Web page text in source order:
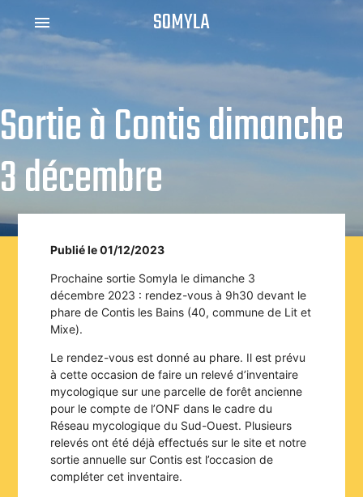
SOMYLA
menu
Sortie à Contis dimanche
3 décembre
Publié le 01/12/2023
Prochaine sortie Somyla le dimanche 3
décembre 2023 : rendez-vous à 9h30 devant le
phare de Contis les Bains (40, commune de Lit et
Mixe).
Le rendez-vous est donné au phare. Il est prévu
à cette occasion de faire un relevé d’inventaire
mycologique sur une parcelle de forêt ancienne
pour le compte de l’ONF dans le cadre du
Réseau mycologique du Sud-Ouest. Plusieurs
relevés ont été déjà effectués sur le site et notre
sortie annuelle sur Contis est l’occasion de
compléter cet inventaire.